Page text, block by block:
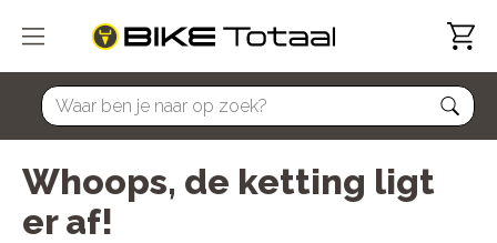
home
Whoops, de ketting ligt
er af!